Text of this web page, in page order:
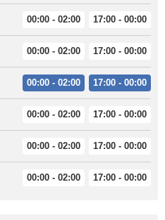
00:00 - 02:00 17:00 - 00:00
00:00 - 02:00 17:00 - 00:00
00:00 - 02:00 17:00 - 00:00
00:00 - 02:00 17:00 - 00:00
00:00 - 02:00 17:00 - 00:00
00:00 - 02:00 17:00 - 00:00